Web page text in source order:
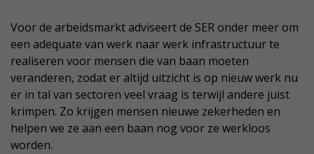
Voor de arbeidsmarkt adviseert de SER onder meer om
een adequate van werk naar werk infrastructuur te
realiseren voor mensen die van baan moeten
veranderen, zodat er altijd uitzicht is op nieuw werk nu
er in tal van sectoren veel vraag is terwijl andere juist
krimpen. Zo krijgen mensen nieuwe zekerheden en
helpen we ze aan een baan nog voor ze werkloos
worden.